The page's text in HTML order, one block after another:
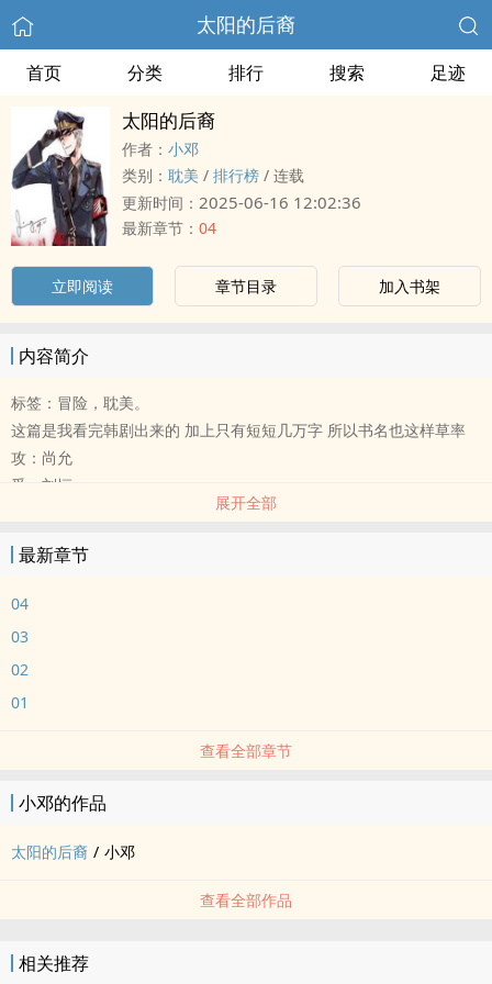
太阳的后裔
首页 分类 排行 搜索 足迹
太阳的后裔
作者： 小邓
类别： ‌‎耽‍‎‎美‍ / 排行榜 / 连载
更新时间： 2025-06-16 12:02:36
最新章节： 04
立即阅读 章节目录 加入书架
内容简介
标签：冒险，‌‎耽‍‎‎美‍。
这篇是我看完韩剧出来的 加上只有短短几万字 所以书名也这样草率
攻：尚允
受：刘恒
因为不想失去，所以继续选择当军人，他总是希望那人总有天会看着
展开全部
最新章节
04
03
02
01
查看全部章节
小邓的作品
太阳的后裔 / 小邓
查看全部作品
相关推荐